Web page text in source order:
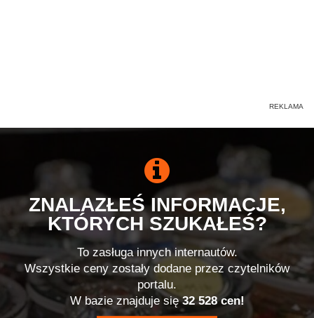
ZNALAZŁEŚ INFORMACJE,
KTÓRYCH SZUKAŁEŚ?
To zasługa innych internautów.
Wszystkie ceny zostały dodane przez czytelników
portalu.
W bazie znajduje się32 528 cen!